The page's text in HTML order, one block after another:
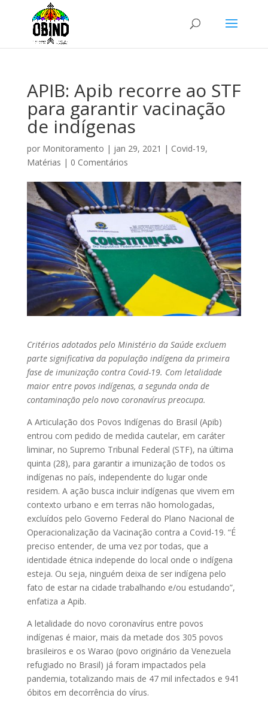
APIB: Apib recorre ao STF
para garantir vacinação
de indígenas
por Monitoramento | jan 29, 2021 | Covid-19,
Matérias | 0 Comentários
Critérios adotados pelo Ministério da Saúde excluem
parte significativa da população indígena da primeira
fase de imunização contra Covid-19. Com letalidade
maior entre povos indígenas, a segunda onda de
contaminação pelo novo coronavírus preocupa.
A Articulação dos Povos Indígenas do Brasil (Apib)
entrou com pedido de medida cautelar, em caráter
liminar, no Supremo Tribunal Federal (STF), na última
quinta (28), para garantir a imunização de todos os
indígenas no país, independente do lugar onde
residem. A ação busca incluir indígenas que vivem em
contexto urbano e em terras não homologadas,
excluídos pelo Governo Federal do Plano Nacional de
Operacionalização da Vacinação contra a Covid-19. “É
preciso entender, de uma vez por todas, que a
identidade étnica independe do local onde o indígena
esteja. Ou seja, ninguém deixa de ser indígena pelo
fato de estar na cidade trabalhando e/ou estudando”,
enfatiza a Apib.
A letalidade do novo coronavírus entre povos
indígenas é maior, mais da metade dos 305 povos
brasileiros e os Warao (povo originário da Venezuela
refugiado no Brasil) já foram impactados pela
pandemia, totalizando mais de 47 mil infectados e 941
óbitos em decorrência do vírus.